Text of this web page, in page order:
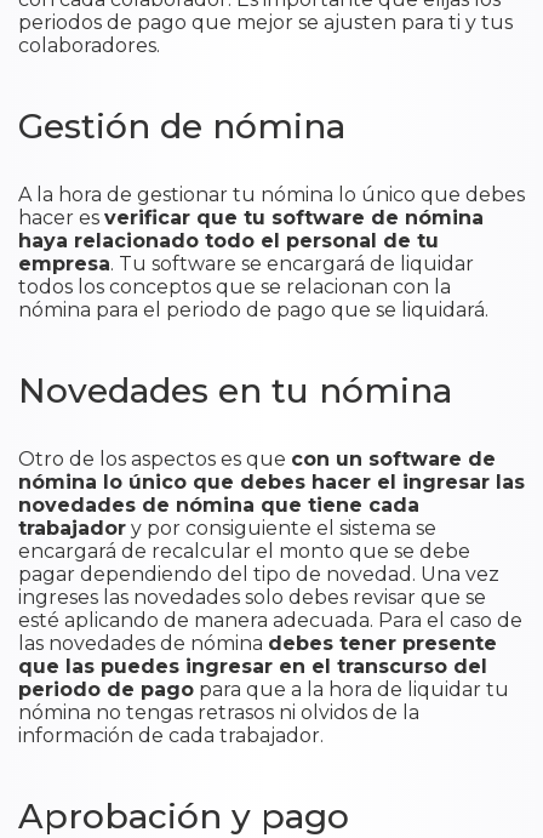
periodos de pago que mejor se ajusten para ti y tus
colaboradores.
Gestión de nómina
A la hora de gestionar tu nómina lo único que debes
hacer es verificar que tu software de nómina
haya relacionado todo el personal de tu
empresa. Tu software se encargará de liquidar
todos los conceptos que se relacionan con la
nómina para el periodo de pago que se liquidará.
Novedades en tu nómina
Otro de los aspectos es que con un software de
nómina lo único que debes hacer el ingresar las
novedades de nómina que tiene cada
trabajador y por consiguiente el sistema se
encargará de recalcular el monto que se debe
pagar dependiendo del tipo de novedad. Una vez
ingreses las novedades solo debes revisar que se
esté aplicando de manera adecuada. Para el caso de
las novedades de nómina debes tener presente
que las puedes ingresar en el transcurso del
periodo de pago para que a la hora de liquidar tu
nómina no tengas retrasos ni olvidos de la
información de cada trabajador.
Aprobación y pago